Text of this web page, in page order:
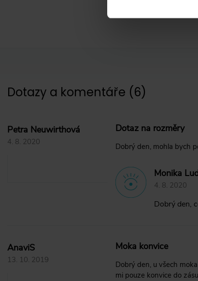
Dotazy a komentáře (6)
Petra Neuwirthová
4. 8. 2020
Dotaz na rozměry
Dobrý den, mohla bych
Monika
4. 8. 2020
Dobrý den,
AnaviS
13. 10. 2019
Moka konvice
Dobrý den, u všech
mi pouze konvice do